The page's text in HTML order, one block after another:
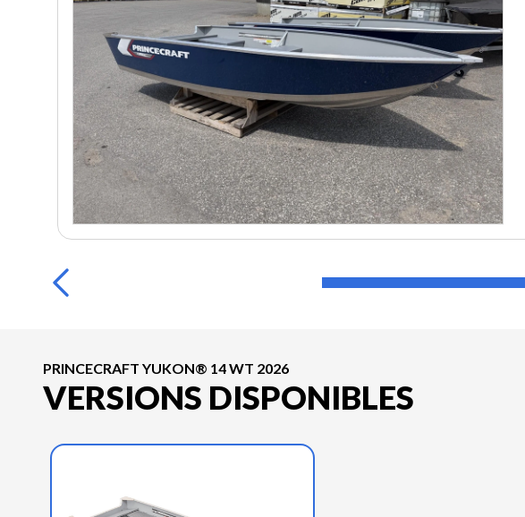
PRINCECRAFT YUKON® 14 WT 2026
VERSIONS DISPONIBLES